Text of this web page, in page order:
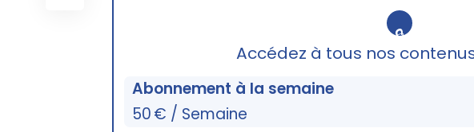
🔒
Accédez à tous nos
Abonnement à la semaine
50 € / Semaine